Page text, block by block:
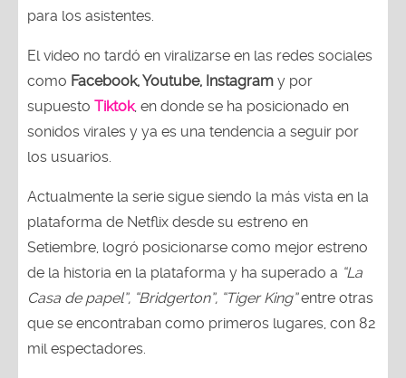
para los asistentes.
El video no tardó en viralizarse en las redes sociales
como Facebook, Youtube, Instagram y por
supuesto Tiktok, en donde se ha posicionado en
sonidos virales y ya es una tendencia a seguir por
los usuarios.
Actualmente la serie sigue siendo la más vista en la
plataforma de Netflix desde su estreno en
Setiembre, logró posicionarse como mejor estreno
de la historia en la plataforma y ha superado a “La
Casa de papel”, “Bridgerton”, “Tiger King”entre otras
que se encontraban como primeros lugares, con 82
mil espectadores.